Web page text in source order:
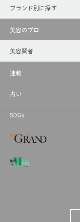
ブランド別に探す
美容のプロ
美容賢者
連載
占い
SDGs